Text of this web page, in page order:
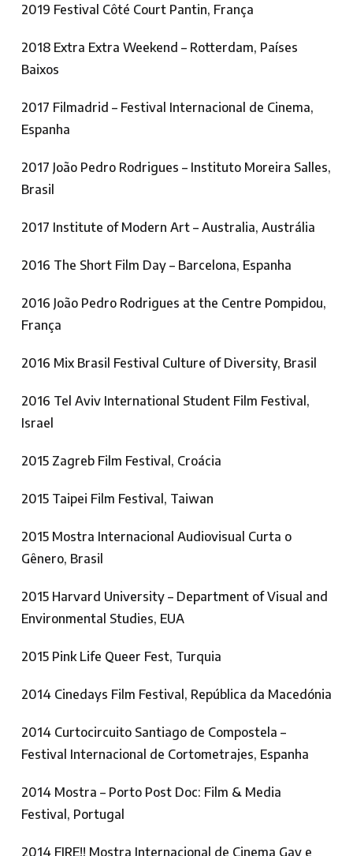
2019 Festival Côté Court Pantin, França
2018 Extra Extra Weekend – Rotterdam, Países
Baixos
2017 Filmadrid – Festival Internacional de Cinema,
Espanha
2017 João Pedro Rodrigues – Instituto Moreira Salles,
Brasil
2017 Institute of Modern Art – Australia, Austrália
2016 The Short Film Day – Barcelona, Espanha
2016 João Pedro Rodrigues at the Centre Pompidou,
França
2016 Mix Brasil Festival Culture of Diversity, Brasil
2016 Tel Aviv International Student Film Festival,
Israel
2015 Zagreb Film Festival, Croácia
2015 Taipei Film Festival, Taiwan
2015 Mostra Internacional Audiovisual Curta o
Gênero, Brasil
2015 Harvard University – Department of Visual and
Environmental Studies, EUA
2015 Pink Life Queer Fest, Turquia
2014 Cinedays Film Festival, República da Macedónia
2014 Curtocircuito Santiago de Compostela –
Festival Internacional de Cortometrajes, Espanha
2014 Mostra – Porto Post Doc: Film & Media
Festival, Portugal
2014 FIRE!! Mostra Internacional de Cinema Gay e